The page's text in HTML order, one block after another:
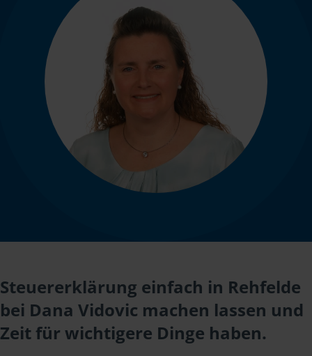
Steuererklärung einfach in Rehfelde
bei Dana Vidovic machen lassen und
Zeit für wichtigere Dinge haben.